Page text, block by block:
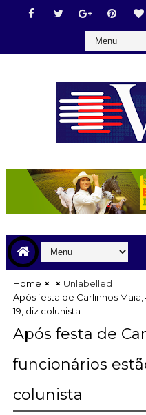
Home
Unlabelled
Após festa de Carlinhos
19, diz colunista
Após festa de
funcionários
colunista